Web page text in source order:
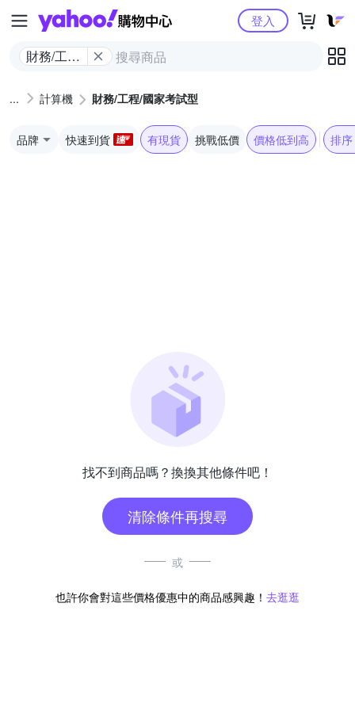
Yahoo購物中心
財務/工程/
型
登入
計算機 財務/工程/國家考試型
品牌 快速到貨 有現貨 挑戰低價 價格低到高 排序
找不到商品嗎？換換其他條件吧！
清除條件再搜尋
或
也許你會對這些價格優惠中的商品感興趣！ 去逛逛